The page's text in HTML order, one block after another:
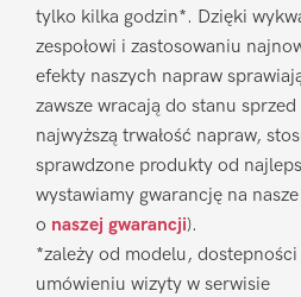
tylko kilka godzin*. Dzięki
zespołowi i zastosowaniu
efekty naszych napraw
zawsze wracają do stanu
najwyższą trwałość napraw,
sprawdzone produkty od
wystawiamy gwarancję na
o naszej gwarancji).
*zależy od modelu,
umówieniu wizyty w serwisie